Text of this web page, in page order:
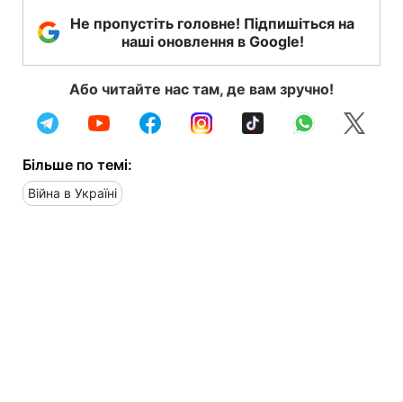
Не пропустіть головне! Підпишіться на
наші оновлення в Google!
Або читайте нас там, де вам зручно!
Більше по темі:
Війна в Україні